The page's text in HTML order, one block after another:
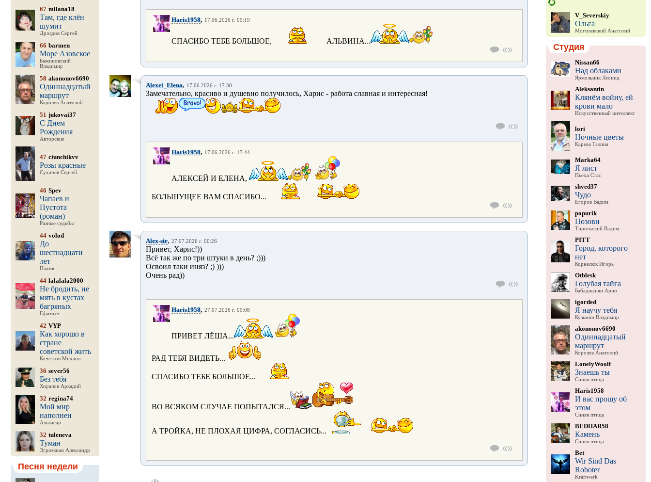
67 milana18
Там, где клён
шумит
Дроздов Сергей
66 barmen
Море Азовское
Бажиновский
Владимир
58 akononov6690
Одиннадцатый
маршрут
Королев Анатолий
51 jukovai37
С Днем
Рождения
Авторские
47 ciunchikvv
Розы красные
Сухачев Сергей
46 Spev
Чапаев и
Пустота
(роман)
Разные судьбы
44 volod
До
шестнадцати
лет
Пламя
44 lalalala2000
Не бродить, не
мять в кустах
багряных
Ефимыч
42 VYP
Как хорошо в
стране
советской жить
Кочетков Михаил
36 sever56
Без тебя
Хоралов Аркадий
32 regina74
Мой мир
наполнен
Алькасар
32 tuleneva
Туман
Эгромжан Александр
Песня недели
Haris1958, 17.06.2026 г. 09:19
СПАСИБО ТЕБЕ БОЛЬШОЕ, АЛЬВИНА...
Alexei_Elena, 17.06.2026 г. 17:30
Замечательно, красиво и душевно получилось, Харис - работа славная и интересная!
Haris1958, 17.06.2026 г. 17:44
АЛЕКСЕЙ И ЕЛЕНА,
БОЛЬШУЩЕЕ ВАМ СПАСИБО...
Alex-sir, 27.07.2026 г. 00:26
Привет, Харис!))
Всё так же по три штуки в день? ;)))
Освоил таки иняз? ;) )))
Очень рад))
Haris1958, 27.07.2026 г. 09:08
ПРИВЕТ ЛЁША...
РАД ТЕБЯ ВИДЕТЬ...
СПАСИБО ТЕБЕ БОЛЬШОЕ...
ВО ВСЯКОМ СЛУЧАЕ ПОПЫТАЛСЯ...
А ТРОЙКА, НЕ ПЛОХАЯ ЦИФРА, СОГЛАСИСЬ...
V_Severskiy
Ольга
Могилевский Анатолий
Студия
Nissan66
Над облаками
Ярмольник Леонид
Aleksantin
Клянём войну, ей
крови мало
Искусственный интеллект
lori
Ночные цветы
Карева Галина
Marka64
Я лист
Пьеха Стас
shved37
Чудо
Егоров Вадим
popurik
Позови
Тирольский Вадим
PITT
Город, которого
нет
Корнелюк Игорь
Otblesk
Голубая тайга
Бабаджанян Арно
igorded
Я научу тебя
Кузьмин Владимир
akononov6690
Одиннадцатый
маршрут
Королев Анатолий
LonelyWoolf
Знаешь ты
Синяя птица
Haris1958
И вас прошу об
этом
Синяя птица
BEDHAR58
Камень
Синяя птица
Bet
Wir Sind Das
Roboter
Kraftwerk